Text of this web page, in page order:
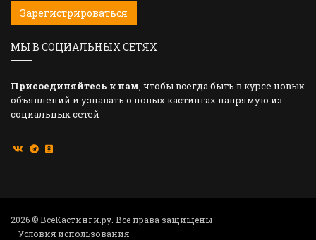
Зарегистрироваться
МЫ В СОЦИАЛЬНЫХ СЕТЯХ
Присоединяйтесь к нам, чтобы всегда быть в курсе новых
объявлений и узнавать о новых кастингах напрямую из
социальных сетей
2026 © ВсеКастинги.ру. Все права защищены
Условия использования